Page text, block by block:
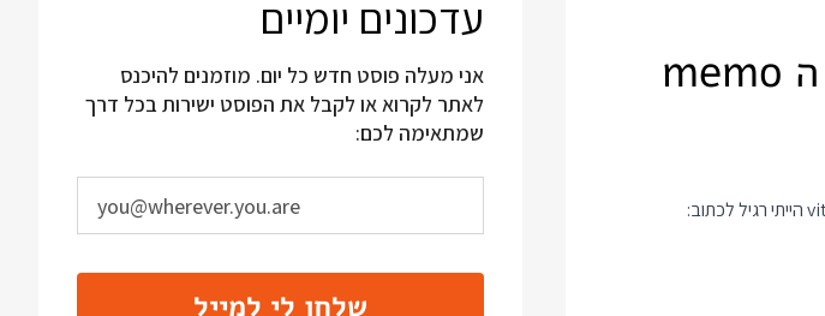
עדכונים יומיים
אני מעלה פוסט חדש כל יום. מוזמנים להיכנס
לאתר לקרוא או לקבל את הפוסט ישירות בכל דרך
שמתאימה לכם:
שלחו לי למייל